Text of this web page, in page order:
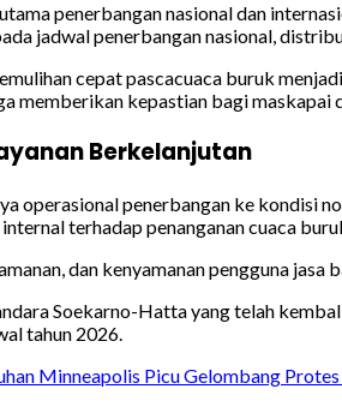
penerbangan nasional dan
jadwal penerbangan nasional,
cepat pascacuaca buruk
memberikan kepastian bagi maskapai
Berkelanjutan
operasional penerbangan ke kondisi
terhadap penanganan cuaca
dan kenyamanan pengguna
Soekarno-Hatta yang telah
tahun 2026.
Minneapolis Picu Gelombang